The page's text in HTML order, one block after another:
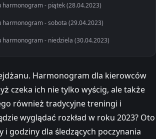
harmonogram - piątek (28.04.2023)
harmonogram - sobota (29.04.2023)
harmonogram - niedziela (30.04.2023)
Harmonogram dla kierowców
czeka ich nie tylko wyścig, ale także
również tradycyjne treningi i
wyglądać rozkład w roku 2023? Oto
i godziny dla śledzących poczynania